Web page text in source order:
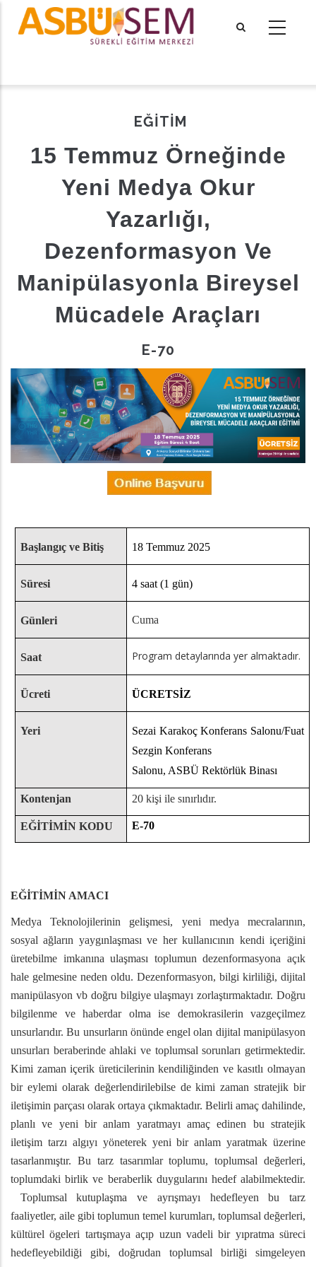
içeriğe
EĞİTİM
15 Temmuz Örneğinde
Yeni Medya Okur
Yazarlığı,
Dezenformasyon Ve
Manipülasyonla Bireysel
Mücadele Araçları
E-70
Başlangıç ve Bitiş 18 Temmuz 2025
Süresi 4 saat (1 gün)
Günleri Cuma
Saat Program detaylarında yer almaktadır.
Ücreti ÜCRETSİZ
Yeri
Sezai Karakoç Konferans Salonu/Fuat
Sezgin Konferans
Salonu, ASBÜ Rektörlük Binası
Kontenjan 20 kişi ile sınırlıdır.
EĞİTİMİN KODU E-70
EĞİTİMİN AMACI
Medya Teknolojilerinin gelişmesi, yeni medya mecralarının,
sosyal ağların yaygınlaşması ve her kullanıcının kendi içeriğini
üretebilme imkanına ulaşması toplumun dezenformasyona açık
hale gelmesine neden oldu. Dezenformasyon, bilgi kirliliği, dijital
manipülasyon vb doğru bilgiye ulaşmayı zorlaştırmaktadır. Doğru
bilgilenme ve haberdar olma ise demokrasilerin vazgeçilmez
unsurlarıdır. Bu unsurların önünde engel olan dijital manipülasyon
unsurları beraberinde ahlaki ve toplumsal sorunları getirmektedir.
Kimi zaman içerik üreticilerinin kendiliğinden ve kasıtlı olmayan
bir eylemi olarak değerlendirilebilse de kimi zaman stratejik bir
iletişimin parçası olarak ortaya çıkmaktadır. Belirli amaç dahilinde,
planlı ve yeni bir anlam yaratmayı amaç edinen bu stratejik
iletişim tarzı algıyı yöneterek yeni bir anlam yaratmak üzerine
tasarlanmıştır. Bu tarz tasarımlar toplumu, toplumsal değerleri,
toplumdaki birlik ve beraberlik duygularını hedef alabilmektedir.
Toplumsal kutuplaşma ve ayrışmayı hedefleyen bu tarz
faaliyetler, aile gibi toplumun temel kurumları, toplumsal değerleri,
kültürel ögeleri tartışmaya açıp uzun vadeli bir yıpratma süreci
hedefleyebildiği gibi, doğrudan toplumsal birliği simgeleyen